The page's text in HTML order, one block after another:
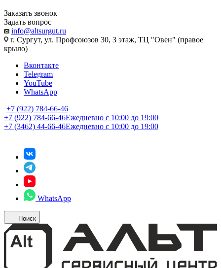
Заказать звонок
Задать вопрос
info@altsurgut.ru
г. Сургут, ул. Профсоюзов 30, 3 этаж, ТЦ "Овен" (правое
крыло)
Вконтакте
Telegram
YouTube
WhatsApp
+7 (922) 784-66-46
+7 (922) 784-66-46Ежедневно с 10:00 до 19:00
+7 (3462) 44-66-46Ежедневно с 10:00 до 19:00
WhatsApp
Поиск